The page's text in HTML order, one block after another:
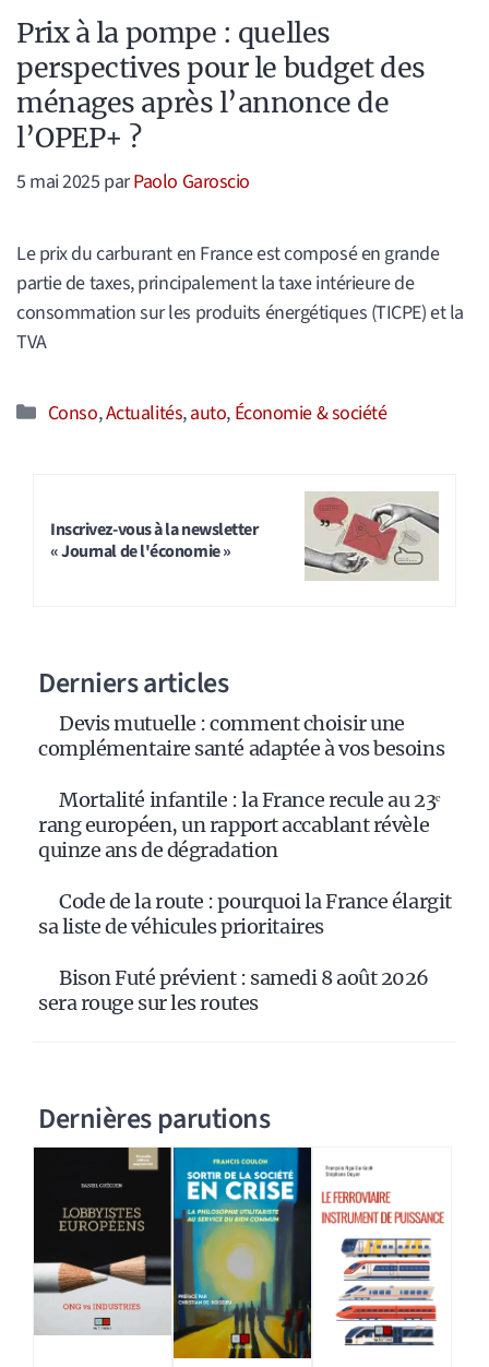
Prix à la pompe : quelles
perspectives pour le budget des
ménages après l’annonce de
l’OPEP+ ?
5 mai 2025 parPaolo Garoscio
Le prix du carburant en France est composé en grande
partie de taxes, principalement la taxe intérieure de
consommation sur les produits énergétiques (TICPE) et la
TVA
Catégories
Conso,Actualités,auto, Économie & société
Inscrivez-vous à la newsletter
« Journal de l'économie »
Derniers articles
Devis mutuelle : comment choisir une
complémentaire santé adaptée à vos besoins
Mortalité infantile : la France recule au 23ᵉ
rang européen, un rapport accablant révèle
quinze ans de dégradation
Code de la route : pourquoi la France élargit
sa liste de véhicules prioritaires
Bison Futé prévient : samedi 8 août 2026
sera rouge sur les routes
Dernières parutions